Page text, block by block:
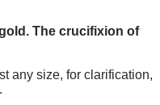
The crucifixion of
any size, for clarification,